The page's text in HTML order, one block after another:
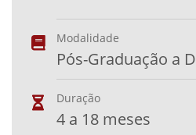
Modalidade
Pós-Graduação a
Duração
4 a 18 meses